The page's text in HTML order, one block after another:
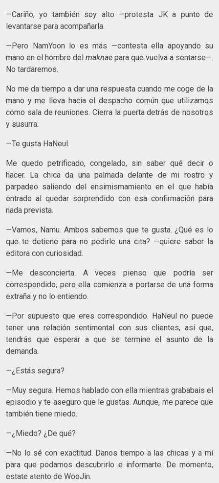
—Cariño, yo también soy alto —protesta JK a punto de
levantarse para acompañarla.
—Pero NamYoon lo es más —contesta ella apoyando su
mano en el hombro del maknae para que vuelva a sentarse—.
No tardaremos.
No me da tiempo a dar una respuesta cuando me coge de la
mano y me lleva hacia el despacho común que utilizamos
como sala de reuniones. Cierra la puerta detrás de nosotros
y susurra:
—Te gusta HaNeul.
Me quedo petrificado, congelado, sin saber qué decir o
hacer. La chica da una palmada delante de mi rostro y
parpadeo saliendo del ensimismamiento en el que había
entrado al quedar sorprendido con esa confirmación para
nada prevista.
—Vamos, Namu. Ambos sabemos que te gusta. ¿Qué es lo
que te detiene para no pedirle una cita? —quiere saber la
editora con curiosidad.
—Me desconcierta. A veces pienso que podría ser
correspondido, pero ella comienza a portarse de una forma
extraña y no lo entiendo.
—Por supuesto que eres correspondido. HaNeul no puede
tener una relación sentimental con sus clientes, así que,
tendrás que esperar a que se termine el asunto de la
demanda.
—¿Estás segura?
—Muy segura. Hemos hablado con ella mientras grababais el
episodio y te aseguro que le gustas. Aunque, me parece que
también tiene miedo.
—¿Miedo? ¿De qué?
—No lo sé con exactitud. Danos tiempo a las chicas y a mí
para que podamos descubrirlo e informarte. De momento,
estate atento de WooJin.